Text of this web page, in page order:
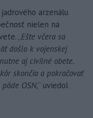
arzenálu
nielen na
„Ešte včera sa
došlo k vojenskej
aj civilné obete.
skončia a pokračovať
OSN,“ uviedol